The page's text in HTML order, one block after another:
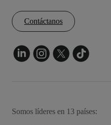
Contáctanos
Somos líderes en 13 países: